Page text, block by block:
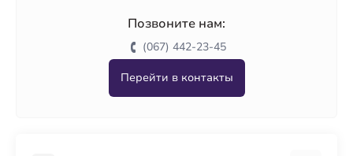
Позвоните нам:
(067) 442-23-45
Перейти в контакты